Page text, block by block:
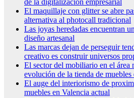
de la digitalización empresarial
El maquillaje con glitter se abre
alternativa al photocall tradicional
Las joyas heredadas encuentran
diseño artesanal
Las marcas dejan de perseguir
creativo es construir universos
El sector del mobiliario en el área
evolución de la tienda de muebles
El auge del interiorismo de
muebles en Valencia actual